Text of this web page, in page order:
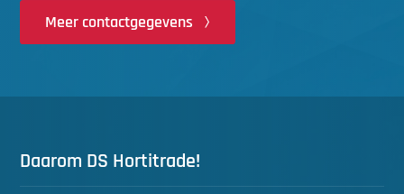
Meer contactgegevens
Daarom DS Hortitrade!